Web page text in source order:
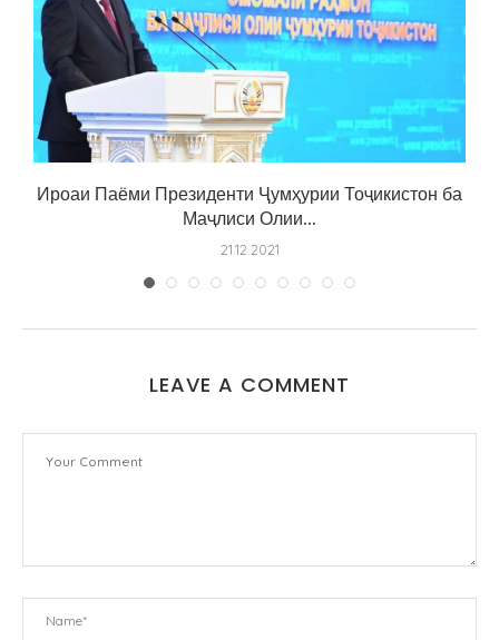
Ироаи Паёми Президенти Ҷумҳурии Тоҷикистон ба
Маҷлиси Олии...
21.12.2021
LEAVE A COMMENT